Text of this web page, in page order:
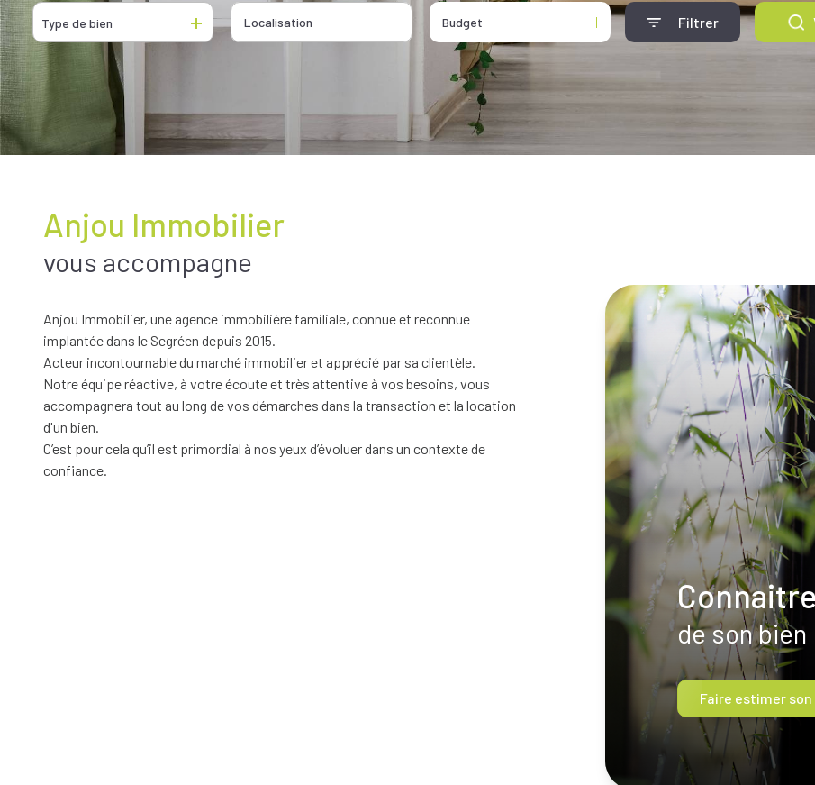
De l'ancien
De l'immo pro
De l'immo pro
Type de bien Budget Filtrer
de son bien
Faire estimer son
Anjou Immobilier
vous accompagne
Anjou Immobilier, une agence immobilière familiale, connue et reconnue
implantée dans le Segréen depuis 2015.
Acteur incontournable du marché immobilier et apprécié par sa clientèle.
Notre équipe réactive, à votre écoute et très attentive à vos besoins, vous
accompagnera tout au long de vos démarches dans la transaction et la location
d'un bien.
C’est pour cela qu’il est primordial à nos yeux d’évoluer dans un contexte de
confiance.